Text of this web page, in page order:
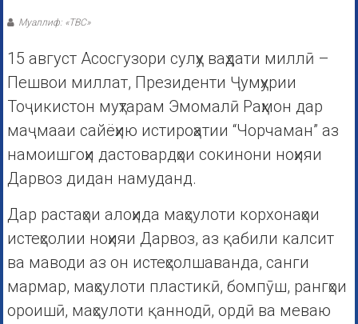
Муаллиф: «ТВС»
15 август Асосгузори сулҳу ваҳдати миллӣ –
Пешвои миллат, Президенти Ҷумҳурии
Тоҷикистон муҳтарам Эмомалӣ Раҳмон дар
маҷмааи сайëҳию истироҳатии “Чорчаман” аз
намоишгоҳи дастовардҳои сокинони ноҳияи
Дарвоз дидан намуданд.
Дар растаҳои алоҳида маҳсулоти корхонаҳои
истеҳсолии ноҳияи Дарвоз, аз қабили калсит
ва маводи аз он истеҳсолшаванда, санги
мармар, маҳсулоти пластикӣ, бомпӯш, рангҳои
ороишӣ, маҳсулоти қаннодӣ, ордӣ ва меваю